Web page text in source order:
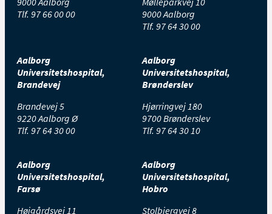
Tlf. 97 66 00 00
9000 Aalborg
Tlf. 97 64 30 00
Aalborg
Universitetshospital,
Brandevej
Brandevej 5
9220 Aalborg Ø
Tlf. 97 64 30 00
Aalborg
Universitetshospital,
Brønderslev
Hjørringvej 180
9700 Brønderslev
Tlf. 97 64 30 10
Aalborg
Universitetshospital,
Farsø
Højgårdsvej 11
Aalborg
Universitetshospital,
Hobro
Stolbjergvej 8